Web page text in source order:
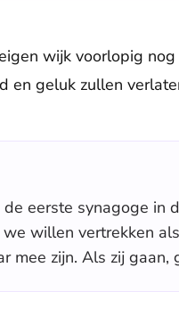
wijk voorlopig
en geluk zullen
eerste synagoge in
willen vertrekken
mee zijn. Als zij gaan,